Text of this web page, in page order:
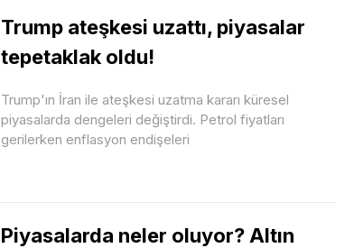
Trump ateşkesi uzattı, piyasalar
tepetaklak oldu!
Trump'ın İran ile ateşkesi uzatma kararı küresel
piyasalarda dengeleri değiştirdi. Petrol fiyatları
gerilerken enflasyon endişeleri
Piyasalarda neler oluyor? Altın